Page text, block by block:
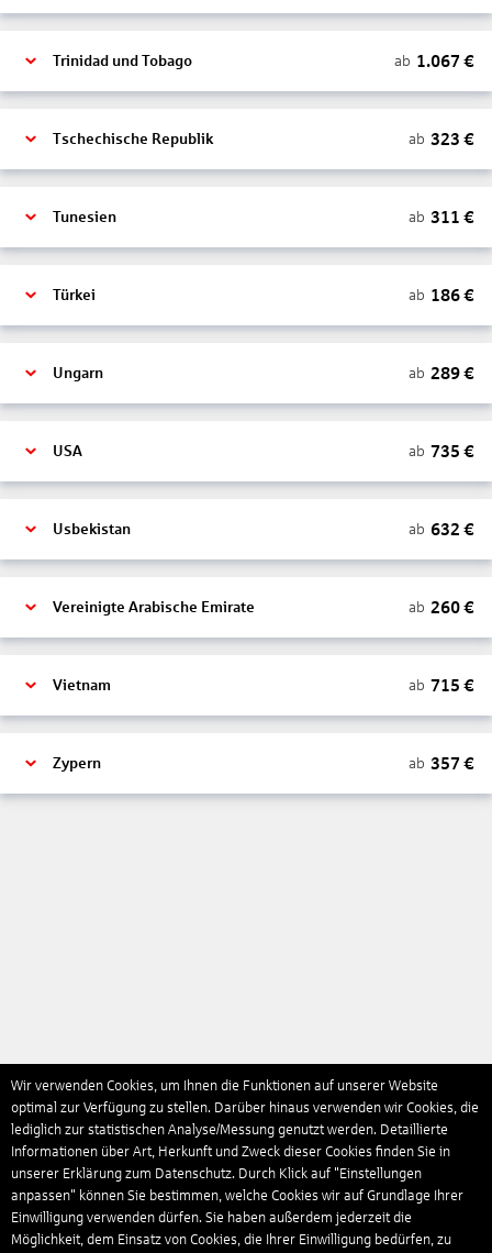
Trinidad und Tobago ab 1.067 €
Tschechische Republik ab 323 €
Tunesien ab 311 €
Türkei ab 186€
Ungarn ab 289€
USA ab 735 €
Usbekistan ab 632 €
Vereinigte Arabische Emirate ab 260€
Vietnam ab 715 €
Zypern ab 357 €
Wir verwenden Cookies, um Ihnen die Funktionen auf unserer Website
optimal zur Verfügung zu stellen. Darüber hinaus verwenden wir Cookies, die
lediglich zur statistischen Analyse/Messung genutzt werden. Detaillierte
Informationen über Art, Herkunft und Zweck dieser Cookies finden Sie in
unserer Erklärung zum Datenschutz. Durch Klick auf "Einstellungen
anpassen" können Sie bestimmen, welche Cookies wir auf Grundlage Ihrer
Einwilligung verwenden dürfen. Sie haben außerdem jederzeit die
Möglichkeit, dem Einsatz von Cookies, die Ihrer Einwilligung bedürfen, zu